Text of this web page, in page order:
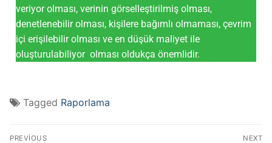
veriyor olması, verinin görselleştirilmiş olması,
denetlenebilir olması, kişilere bağımlı olmaması, çevrim
içi erişilebilir olması ve en düşük maliyet ile
oluşturulabiliyor olması oldukça önemlidir.
Tagged Raporlama
PREVIOUS NEXT